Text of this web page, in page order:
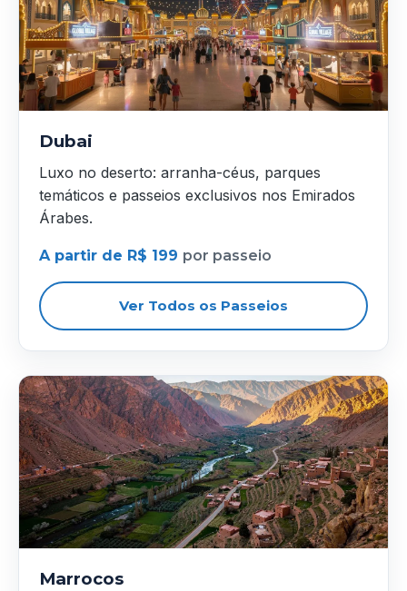
Dubai
Luxo no deserto: arranha-céus, parques
temáticos e passeios exclusivos nos Emirados
Árabes.
A partir de R$ 199 por passeio
Ver Todos os Passeios
Marrocos